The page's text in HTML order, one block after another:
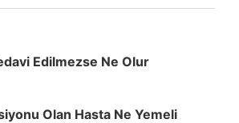
Edilmezse Ne Olur
Olan Hasta Ne Yemeli